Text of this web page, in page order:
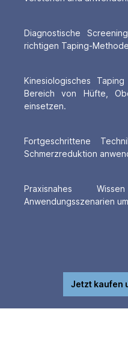
Diagnostische
richtigen Taping-
Kinesiologisches
Bereich von Hüfte,
einsetzen.
Fortgeschrittene
Schmerzreduktion
Praxisnahes
Anwendungsszenarien
Jetzt kaufen